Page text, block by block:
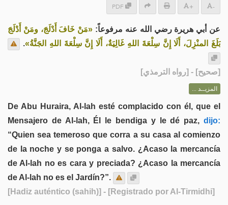
PDF + -
عن أبي هريرة رضي الله عنه مرفوعاً: «مَنْ خَافَ أَدْلَجَ، ومَنْ أَدْلَجَ
بَلَغَ المنْزِلَ، أَلَا إِنَّ سِلْعَةَ اللهِ غَالِيَةٌ، أَلَا إِنَّ سِلْعَةَ اللهِ الجَنَّةُ».
[صحيح] - [رواه الترمذي]
المزيــد ...
De Abu Huraira, Al-lah esté complacido con él, que el
Mensajero de Al-lah, Él le bendiga y le dé paz, dijo:
“Quien sea temeroso que corra a su casa al comienzo
de la noche y se ponga a salvo. ¿Acaso la mercancía
de Al-lah no es cara y preciada? ¿Acaso la mercancía
de Al-lah no es el Jardín?”.
[Hadiz auténtico (sahih)] - [Registrado por Al-Tirmidhi]